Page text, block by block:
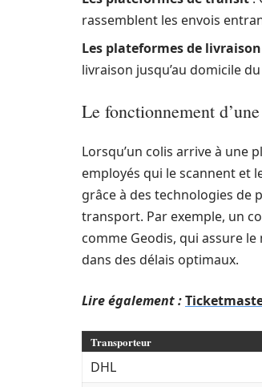
rassemblent les envois
Les plateformes de livraison
livraison jusqu’au domicile
Le fonctionnement
Lorsqu’un colis arrive à une
employés qui le scannent et
grâce à des technologies de
transport. Par exemple, un
comme Geodis, qui assure
dans des délais optimaux.
Lire également :
Transporteur
DHL